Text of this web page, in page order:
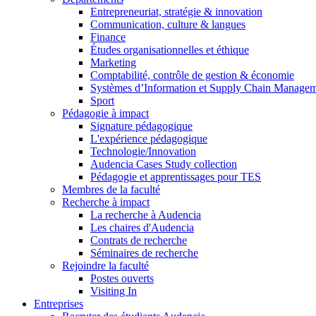
Entrepreneuriat, stratégie & innovation
Communication, culture & langues
Finance
Études organisationnelles et éthique
Marketing
Comptabilité, contrôle de gestion & économie
Systèmes d’Information et Supply Chain
Sport
Pédagogie à impact
Signature pédagogique
L'expérience pédagogique
Technologie/Innovation
Audencia Cases Study collection
Pédagogie et apprentissages pour TES
Membres de la faculté
Recherche à impact
La recherche à Audencia
Les chaires d'Audencia
Contrats de recherche
Séminaires de recherche
Rejoindre la faculté
Postes ouverts
Visiting In
Entreprises